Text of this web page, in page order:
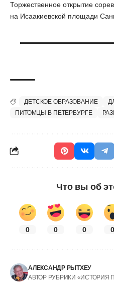
Торжественное открытие
на Исаакиевской площади
ДЕТСКОЕ ОБРАЗОВАНИЕ
ПИТОМЦЫ В ПЕТЕРБУРГЕ
Что вы об
0 0 0 0
АЛЕКСАНДР РЫТХЕУ
АВТОР РУБРИКИ «ИСТОРИЯ